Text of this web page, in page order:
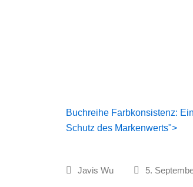
Buchreihe Farbkonsistenz:
Schutz des Markenwerts">
Javis Wu 5.